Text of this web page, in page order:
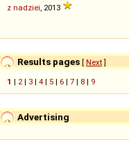
z nadziei , 2013
Results pages [ Next]
1 | 2 | 3 | 4 | 5 | 6 | 7 | 8 | 9
Advertising